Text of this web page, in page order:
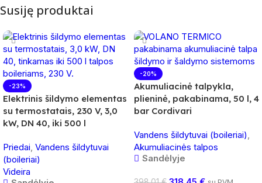
Susiję produktai
-23%
Elektrinis šildymo elementas
su termostatais, 230 V, 3,0
kW, DN 40, iki 500 l
Priedai, Vandens šildytuvai
(boileriai)
Videira
-20%
Akumuliacinė talpykla,
plieninė, pakabinama, 50 l, 4
bar Cordivari
Vandens šildytuvai (boileriai),
Akumuliacinės talpos
Sandėlyje